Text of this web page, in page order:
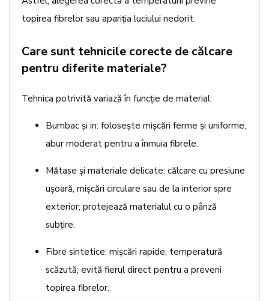
topirea fibrelor sau apariția luciului nedorit.
Care sunt tehnicile corecte de călcare
pentru diferite materiale?
Tehnica potrivită variază în funcție de material:
Bumbac și in: folosește mișcări ferme și uniforme,
abur moderat pentru a înmuia fibrele.
Mătase și materiale delicate: călcare cu presiune
ușoară, mișcări circulare sau de la interior spre
exterior; protejează materialul cu o pânză
subțire.
Fibre sintetice: mișcări rapide, temperatură
scăzută; evită fierul direct pentru a preveni
topirea fibrelor.